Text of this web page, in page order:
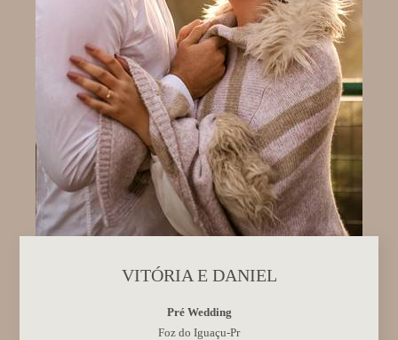
VITÓRIA E DANIEL
Pré Wedding
Foz do Iguaçu-Pr